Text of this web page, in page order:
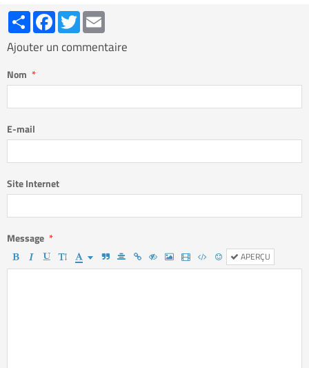
PartagerFacebookTwitter
Ajouter un commentaire
Nom
E-mail
Site Internet
Message
APERÇU